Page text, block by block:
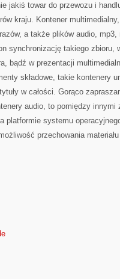
jakiś towar do przewozu i
kraju. Kontener
a także plików audio,
synchronizację takiego zbioru,
bądź w prezentacji
składowe, takie kontenery
w całości. Gorąco
audio, to pomiędzy innymi
platformie systemu
przechowania